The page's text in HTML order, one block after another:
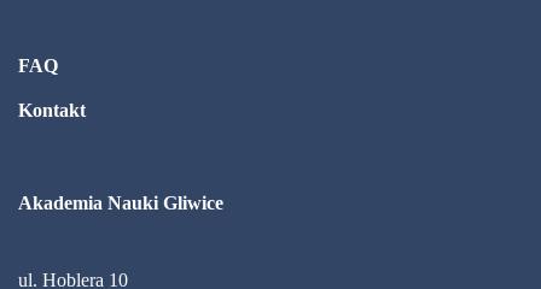
FAQ
Kontakt
Akademia Nauki Gliwice
ul. Hoblera 10